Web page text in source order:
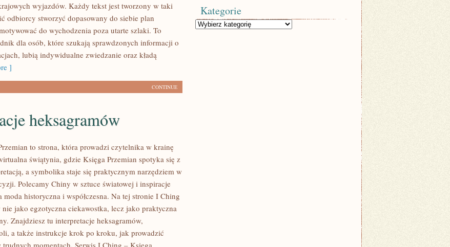
wyjazdów. Każdy tekst jest tworzony w taki
odbiorcy stworzyć dopasowany do siebie plan
do wychodzenia poza utarte szlaki. To
dla osób, które szukają sprawdzonych informacji o
lubią indywidualne zwiedzanie oraz kładą
]
CONTINUE
heksagramów
to strona, która prowadzi czytelnika w krainę
świątynia, gdzie Księga Przemian spotyka się z
a symbolika staje się praktycznym narzędziem w
Polecamy Chiny w sztuce światowej i inspiracje
historyczna i współczesna. Na tej stronie I Ching
jako egzotyczna ciekawostka, lecz jako praktyczna
Znajdziesz tu interpretacje heksagramów,
a także instrukcje krok po kroku, jak prowadzić
trudnych momentach. Serwis I Ching – Księga
Kategorie
Kategorie